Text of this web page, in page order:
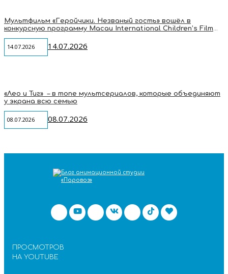
Мультфильм «Геройчики. Незваный гость» вошёл в
конкурсную программу Macau International Children’s Film
14.07.2026 14.07.2026
«Лео и Тиг» – в топе мультсериалов, которые объединяют
у экрана всю семью
08.07.2026 08.07.2026
ПРОСМОТРОВ
НА YOUTUBE